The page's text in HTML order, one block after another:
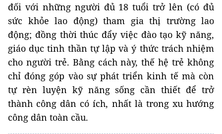
đối với những người đủ 18 tuổi trở lên (có đủ
sức khỏe lao động) tham gia thị trường lao
động; đồng thời thúc đẩy việc đào tạo kỹ năng,
giáo dục tinh thần tự lập và ý thức trách nhiệm
cho người trẻ. Bằng cách này, thế hệ trẻ không
chỉ đóng góp vào sự phát triển kinh tế mà còn
tự rèn luyện kỹ năng sống cần thiết để trở
thành công dân có ích, nhất là trong xu hướng
công dân toàn cầu.